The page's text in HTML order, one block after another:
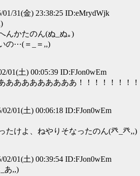
01/31(金) 23:38:25 ID:eMrydWjk
んかたのん(ぬ_ぬ｡)
の⋯(＝_＝,,)
01(土) 00:05:39 ID:FJon0wEm
あああああああああ！！！！！！！
02/01(土) 00:06:18 ID:FJon0wEm
たけよ、ねやりそなったのん(癶_癶,,)
02/01(土) 00:39:54 ID:FJon0wEm
あ,,)